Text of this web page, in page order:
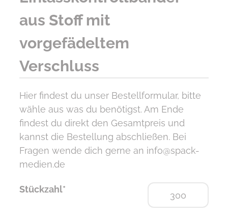
aus Stoff mit
vorgefädeltem
Verschluss
Hier findest du unser Bestellformular, bitte
wähle aus was du benötigst. Am Ende
findest du direkt den Gesamtpreis und
kannst die Bestellung abschließen. Bei
Fragen wende dich gerne an info@spack-
medien.de
Stückzahl*